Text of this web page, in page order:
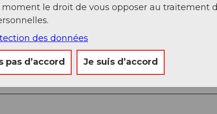
– Col du Saint-Gothard
le droit de vous opposer au traitement
des données
pas d’accord Je suis d’accord